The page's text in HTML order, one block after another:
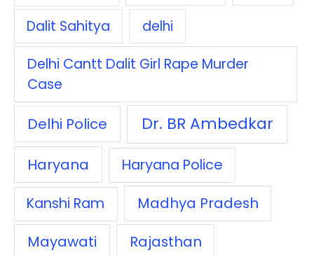
Dalit Sahitya delhi
Delhi Cantt Dalit Girl Rape Murder
Case
Delhi Police Dr. BR Ambedkar
Haryana Haryana Police
Kanshi Ram
Madhya Pradesh
Mayawati
Rajasthan